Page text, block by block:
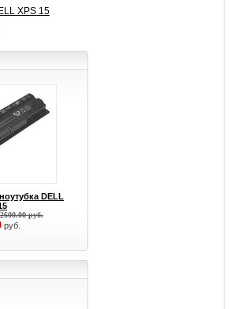
XPS 15
DELL
2600.00 руб.
руб.